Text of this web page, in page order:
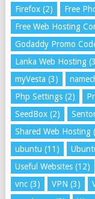
Firefox(2) Free
Free Web Hosting
Godaddy Promo
Lanka Web Hosting
myVesta (3)
Php Settings(2)
SeedBox(2)
Shared Web Hosting
ubuntu (11)
Useful Websites(12)
vnc(3) VPN (3)